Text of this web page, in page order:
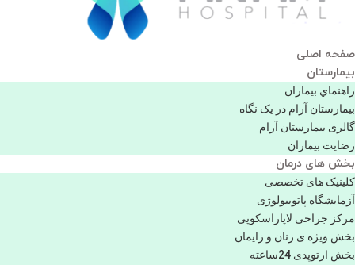
صفحه اصلی
بيمارستان
راهنماي بیماران
بیمارستان آرام در یک نگاه
گالری بیمارستان آرام
رضایت بیماران
بخش های درمان
کلینیک های تخصصی
آزمایشگاه پاتوبیولوژی
مرکز جراحی لاپاراسکوپی
بخش ویژه ی زنان و زایمان
بخش ارتوپدی 24ساعته